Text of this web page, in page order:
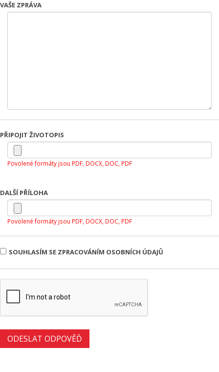
VAŠE ZPRÁVA
PŘIPOJIT ŽIVOTOPIS
Povolené formáty jsou PDF, DOCX, DOC, PDF
DALŠÍ PŘÍLOHA
Povolené formáty jsou PDF, DOCX, DOC, PDF
SOUHLASÍM SE ZPRACOVÁNÍM OSOBNÍCH ÚDAJŮ